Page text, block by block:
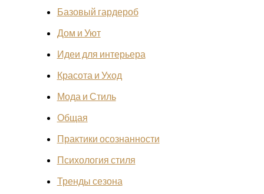
Базовый гардероб
Дом и Уют
Идеи для интерьера
Красота и Уход
Мода и Стиль
Общая
Практики осознанности
Психология стиля
Тренды сезона